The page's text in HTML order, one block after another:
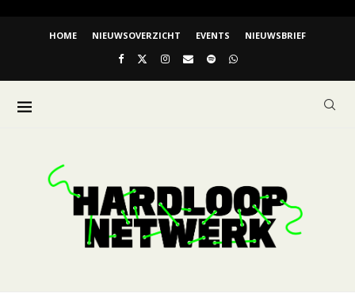
HOME NIEUWSOVERZICHT EVENTS NIEUWSBRIEF